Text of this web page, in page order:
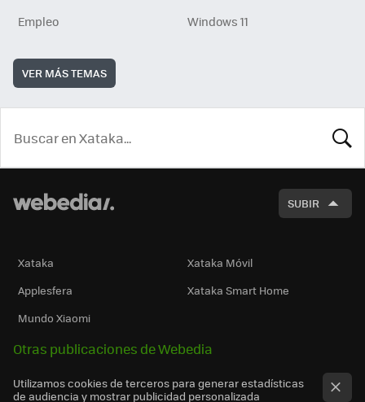
Empleo
Windows 11
VER MÁS TEMAS
SUBIR
Xataka
Xataka Móvil
Applesfera
Xataka Smart Home
Mundo Xiaomi
Otras publicaciones de Webedia
Utilizamos cookies de terceros para generar estadísticas
de audiencia y mostrar publicidad personalizada